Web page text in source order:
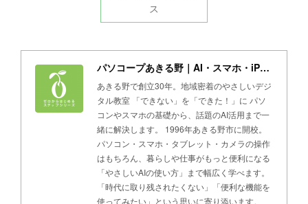
ス
パソコープあきる野｜AI・スマホ・iPad・パソコン教室
あきる野で創立30年。地域密着のやさしいデジ
タル教室 「できない」を「できた！」に パソ
コンやスマホの基礎から、話題のAI活用まで一
緒に解決します。 1996年あきる野市に開校。
パソコン・スマホ・タブレット・カメラの操作
はもちろん、暮らしや仕事がもっと便利になる
「やさしいAIの使い方」まで幅広く学べます。
「時代に取り残されたくない」「便利な機能を
使ってみたい」という思いに寄り添います。